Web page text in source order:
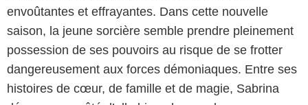
envoûtantes et effrayantes. Dans cette nouvelle
saison, la jeune sorcière semble prendre pleinement
possession de ses pouvoirs au risque de se frotter
dangereusement aux forces démoniaques. Entre ses
histoires de cœur, de famille et de magie, Sabrina